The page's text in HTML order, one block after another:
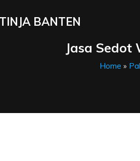
TINJA BANTEN
Jasa Sedot
Home »